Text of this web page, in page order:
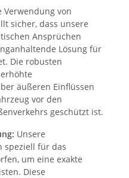
Verwendung von
sicher, dass unsere
Ansprüchen
Lösung für
Die robusten
äußeren Einflüssen
vor den
geschützt ist.
Unsere
speziell für das
um eine exakte
Diese